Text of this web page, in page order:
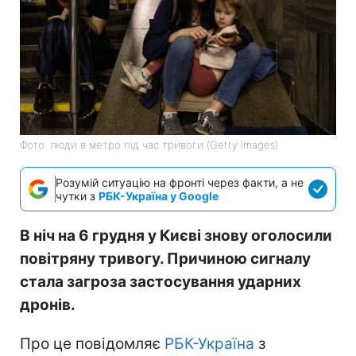
Фото: люди в метро під час тривоги (Getty Images)
Розумій ситуацію на фронті через факти, а не
чутки з РБК-Україна у Google
В ніч на 6 грудня у Києві знову оголосили
повітряну тривогу. Причиною сигналу
стала загроза застосування ударних
дронів.
Про це повідомляє РБК-Україна з